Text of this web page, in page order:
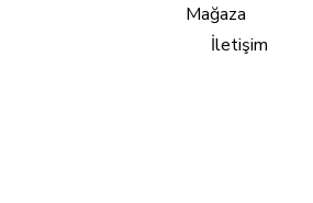
Mağaza
İletişim